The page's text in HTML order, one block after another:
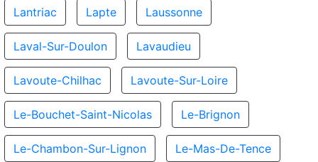
Lantriac Lapte Laussonne
Laval-Sur-Doulon Lavaudieu
Lavoute-Chilhac Lavoute-Sur-Loire
Le-Bouchet-Saint-Nicolas Le-Brignon
Le-Chambon-Sur-Lignon Le-Mas-De-Tence